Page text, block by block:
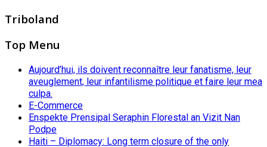
Triboland
Top Menu
Aujourd’hui, ils doivent reconnaître leur fanatisme, leur
aveuglement, leur infantilisme politique et faire leur mea
culpa.
E-Commerce
Enspekte Prensipal Seraphin Florestal an Vizit Nan
Podpe
Haiti – Diplomacy: Long term closure of the only